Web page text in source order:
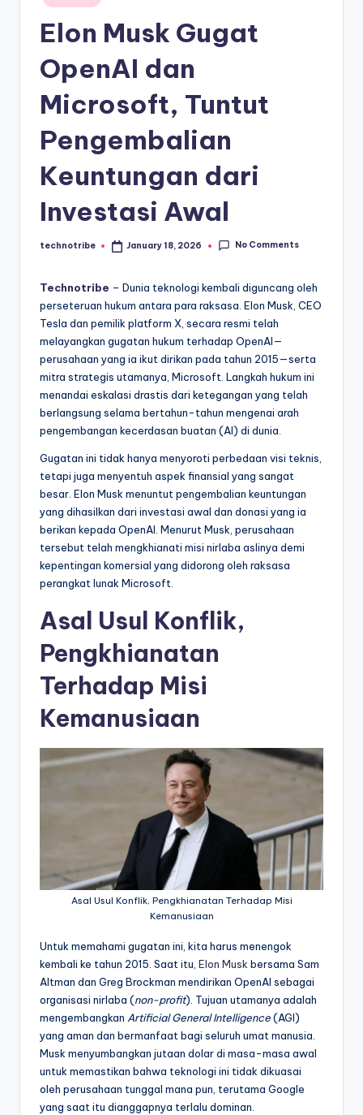
m
In
si
A
ekonomi
Indonesia
secara
cepat,
akurat,
dan
terpercaya.
in
Elon Musk Gugat
OpenAI dan
Microsoft, Tuntut
Pengembalian
Keuntungan dari
Investasi Awal
Posted
technotribe January 18, 2026 No Comments
Technotribe – Dunia teknologi kembali diguncang oleh
perseteruan hukum antara para raksasa. Elon Musk, CEO
Tesla dan pemilik platform X, secara resmi telah
melayangkan gugatan hukum terhadap OpenAI—
perusahaan yang ia ikut dirikan pada tahun 2015—serta
mitra strategis utamanya, Microsoft. Langkah hukum ini
menandai eskalasi drastis dari ketegangan yang telah
berlangsung selama bertahun-tahun mengenai arah
pengembangan kecerdasan buatan (AI) di dunia.
Gugatan ini tidak hanya menyoroti perbedaan visi teknis,
tetapi juga menyentuh aspek finansial yang sangat
besar. Elon Musk menuntut pengembalian keuntungan
yang dihasilkan dari investasi awal dan donasi yang ia
berikan kepada OpenAI. Menurut Musk, perusahaan
tersebut telah mengkhianati misi nirlaba aslinya demi
kepentingan komersial yang didorong oleh raksasa
perangkat lunak Microsoft.
Asal Usul Konflik,
Pengkhianatan
Terhadap Misi
Kemanusiaan
Asal Usul Konflik, Pengkhianatan Terhadap Misi
Kemanusiaan
Untuk memahami gugatan ini, kita harus menengok
kembali ke tahun 2015. Saat itu, Elon Musk bersama Sam
Altman dan Greg Brockman mendirikan OpenAI sebagai
organisasi nirlaba (non-profit). Tujuan utamanya adalah
mengembangkan Artificial General Intelligence(AGI)
yang aman dan bermanfaat bagi seluruh umat manusia.
Musk menyumbangkan jutaan dolar di masa-masa awal
untuk memastikan bahwa teknologi ini tidak dikuasai
oleh perusahaan tunggal mana pun, terutama Google
yang saat itu dianggapnya terlalu dominan.